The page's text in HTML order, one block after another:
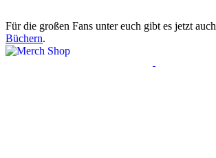
Für die großen Fans unter euch gibt es jetzt auch
Büchern.